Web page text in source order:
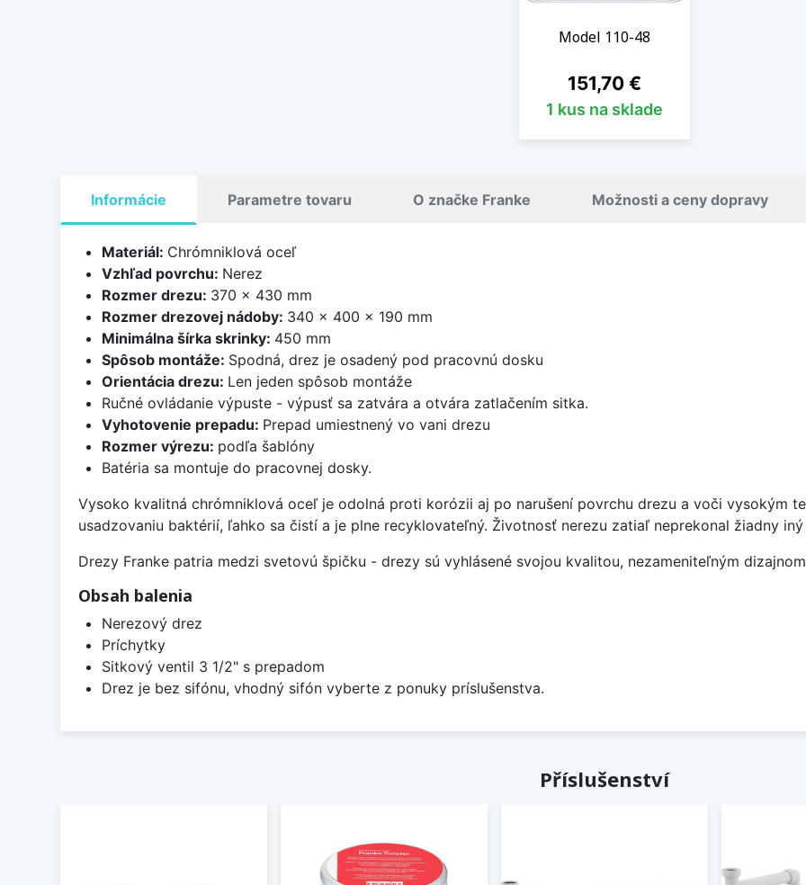
Model 110-48
Cena
151,70 €
1 kus na sklade
Informácie Parametre tovaru O značke Franke Možnosti a ceny dopravy
Materiál: Chrómniklová oceľ
Vzhľad povrchu: Nerez
Rozmer drezu: 370 x 430 mm
Rozmer drezovej nádoby: 340 x 400 x 190 mm
Minimálna šírka skrinky: 450 mm
Spôsob montáže: Spodná, drez je osadený pod pracovnú dosku
Orientácia drezu: Len jeden spôsob montáže
Ručné ovládanie výpuste - výpusť sa zatvára a otvára zatlačením sitka.
Vyhotovenie prepadu: Prepad umiestnený vo vani drezu
Rozmer výrezu: podľa šablóny
Batéria sa montuje do pracovnej dosky.
Vysoko kvalitná chrómniklová oceľ je odolná proti korózii aj po narušení povrchu drezu a voči vysokým
usadzovaniu baktérií, ľahko sa čistí a je plne recyklovateľný. Životnosť nerezu zatiaľ neprekonal žiadny iný
Drezy Franke patria medzi svetovú špičku - drezy sú vyhlásené svojou kvalitou, nezameniteľným
Obsah balenia
Nerezový drez
Príchytky
Sitkový ventil 3 1/2" s prepadom
Drez je bez sifónu, vhodný sifón vyberte z ponuky príslušenstva.
Příslušenství